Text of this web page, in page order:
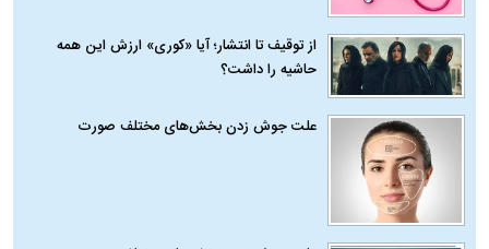
از توقیف تا انتشار؛ آیا «کوری» ارزش این همه
حاشیه را داشت؟
علت جوش زدن بخش‌های مختلف صورت